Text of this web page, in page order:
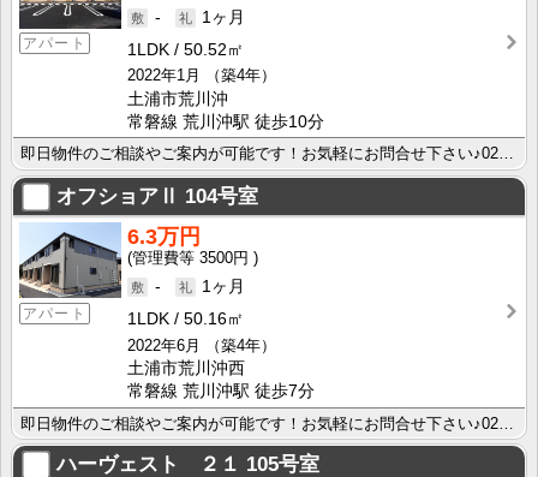
アパート
-
1ヶ月
1LDK
50.52㎡
2022年1月
（築4年）
土浦市荒川沖
常磐線 荒川沖駅 徒歩10分
オフショアⅡ 104号室
アパート
6.3万円
3500円
-
1ヶ月
1LDK
50.16㎡
2022年6月
（築4年）
土浦市荒川沖西
常磐線 荒川沖駅 徒歩7分
ハーヴェスト ２１ 105号室